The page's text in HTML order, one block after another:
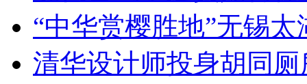
“中华赏樱胜地”无锡
清华设计师投身胡同